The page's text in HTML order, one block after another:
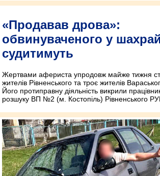
«Продавав дрова»:
обвинуваченого у
судитимуть
Жертвами афериста упродовж майже тижня
жителів Рівненського та троє жителів
Його протиправну діяльність викрили
розшуку ВП №2 (м. Костопіль) Рівненського